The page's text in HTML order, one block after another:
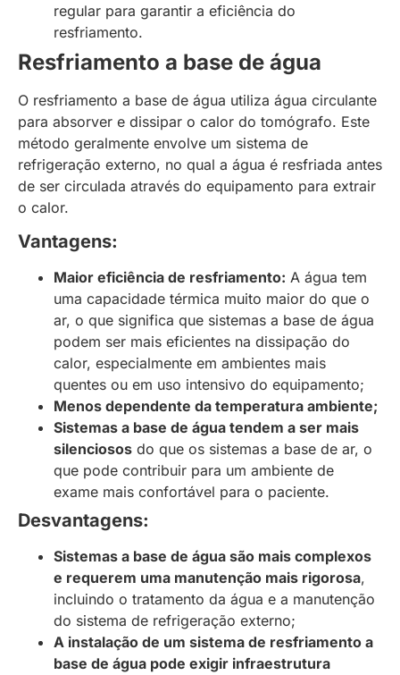
regular para garantir a eficiência do
resfriamento.
Resfriamento a base de água
O resfriamento a base de água utiliza água circulante
para absorver e dissipar o calor do tomógrafo. Este
método geralmente envolve um sistema de
refrigeração externo, no qual a água é resfriada antes
de ser circulada através do equipamento para extrair
o calor.
Vantagens:
Maior eficiência de resfriamento: A água tem
uma capacidade térmica muito maior do que o
ar, o que significa que sistemas a base de água
podem ser mais eficientes na dissipação do
calor, especialmente em ambientes mais
quentes ou em uso intensivo do equipamento;
Menos dependente da temperatura ambiente;
Sistemas a base de água tendem a ser mais
silenciosos do que os sistemas a base de ar, o
que pode contribuir para um ambiente de
exame mais confortável para o paciente.
Desvantagens:
Sistemas a base de água são mais complexos
e requerem uma manutenção mais rigorosa,
incluindo o tratamento da água e a manutenção
do sistema de refrigeração externo;
A instalação de um sistema de resfriamento a
base de água pode exigir infraestrutura